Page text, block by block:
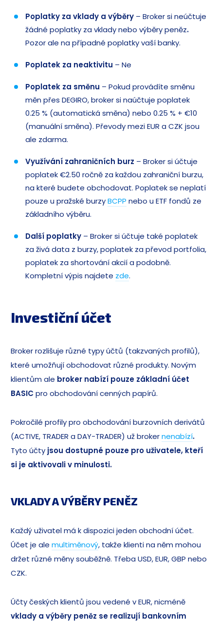
Poplatky za vklady a výběry – Broker si neúčtuje
žádné poplatky za vklady nebo výběry peněz.
Pozor ale na případné poplatky vaší banky.
Poplatek za neaktivitu – Ne
Poplatek za směnu – Pokud provádíte směnu
měn přes DEGIRO, broker si naúčtuje poplatek
0.25 % (automatická směna) nebo 0.25 % + €10
(manuální směna). Převody mezi EUR a CZK jsou
ale zdarma.
Využívání zahraničních burz – Broker si účtuje
poplatek €2.50 ročně za každou zahraniční burzu,
na které budete obchodovat. Poplatek se neplatí
pouze u pražské burzyBCPP nebo u ETF fondů ze
základního výběru.
Další poplatky – Broker si účtuje také poplatek
za živá data z burzy, poplatek za převod portfolia,
poplatek za shortování akcií a podobně.
Kompletní výpis najdete zde.
Investiční účet
Broker rozlišuje různé typy účtů (takzvaných profilů),
které umožňují obchodovat různé produkty. Novým
klientům ale broker nabízí pouze základní účet
BASIC pro obchodování cenných papírů.
Pokročilé profily pro obchodování burzovních derivátů
(ACTIVE, TRADER a DAY-TRADER) už brokernenabízí.
Tyto účty jsou dostupné pouze pro uživatele, kteří
si je aktivovali v minulosti.
VKLADY A VÝBĚRY PENĚZ
Každý uživatel má k dispozici jeden obchodní účet.
Účet je alemultiměnový, takže klienti na něm mohou
držet různé měny souběžně. Třeba USD, EUR, GBP nebo
CZK.
Účty českých klientů jsou vedené v EUR, nicméně
vklady a výběry peněz se realizují bankovním